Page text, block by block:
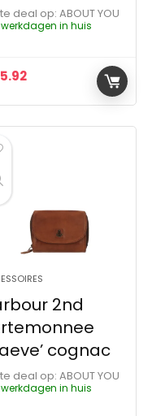
deal op:
ABOUT YOU
in huis
2nd
cognac
deal op:
ABOUT YOU
in huis